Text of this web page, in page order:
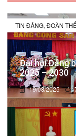
TIN ĐẢNG, ĐOÀN
Đại hội Đảng
2025 – 2030
19/08/2025